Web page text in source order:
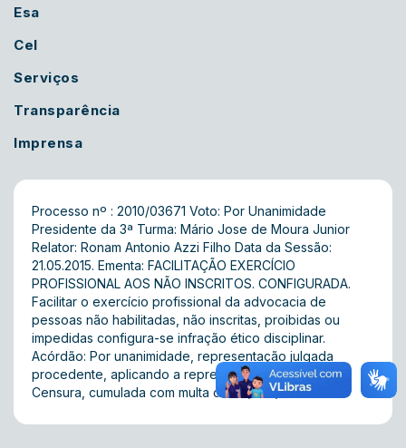
Esa
Cel
Serviços
Transparência
Imprensa
Processo nº : 2010/03671 Voto: Por Unanimidade
Presidente da 3ª Turma: Mário Jose de Moura Junior
Relator: Ronam Antonio Azzi Filho Data da Sessão:
21.05.2015. Ementa: FACILITAÇÃO EXERCÍCIO
PROFISSIONAL AOS NÃO INSCRITOS. CONFIGURADA.
Facilitar o exercício profissional da advocacia de
pessoas não habilitadas, não inscritas, proibidas ou
impedidas configura-se infração ético disciplinar.
Acórdão: Por unanimidade, representação julgada
procedente, aplicando a representada a sanção de
Censura, cumulada com multa de 01(uma) anuidade.